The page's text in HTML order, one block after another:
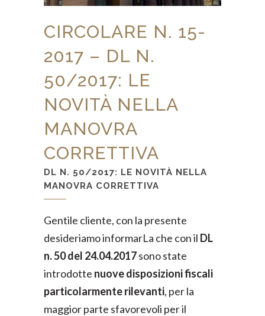
CIRCOLARE N. 15-
2017 – DL N.
50/2017: LE
NOVITÀ NELLA
MANOVRA
CORRETTIVA
DL N. 50/2017: LE NOVITÀ NELLA
MANOVRA CORRETTIVA
Gentile cliente, con la presente
desideriamo informarLa che con il DL
n. 50 del 24.04.2017sono state
introdotte nuove disposizioni fiscali
particolarmente rilevanti, per la
maggior parte sfavorevoli per il